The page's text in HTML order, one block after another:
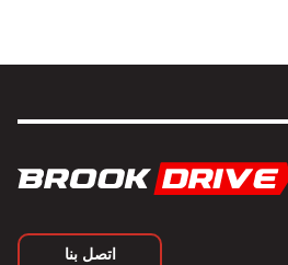
اتصل بنا